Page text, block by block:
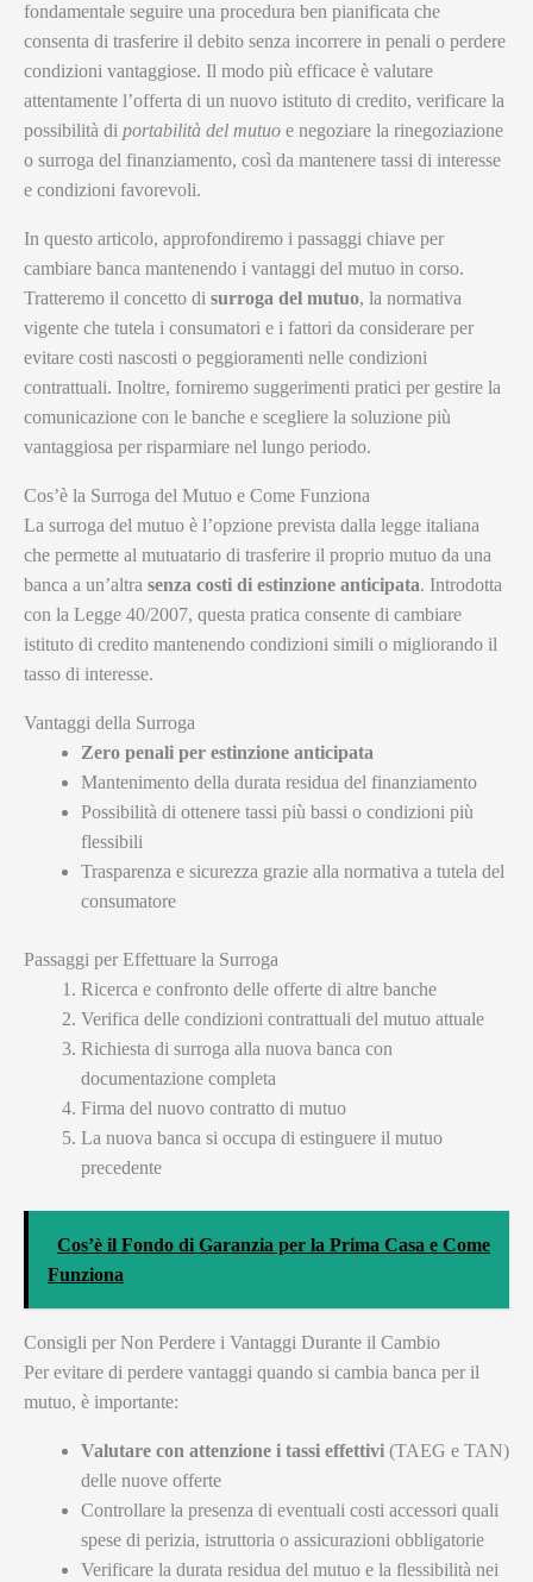
fondamentale seguire una procedura ben pianificata che
consenta di trasferire il debito senza incorrere in penali o perdere
condizioni vantaggiose. Il modo più efficace è valutare
attentamente l’offerta di un nuovo istituto di credito, verificare la
possibilità di portabilità del mutuo e negoziare la rinegoziazione
o surroga del finanziamento, così da mantenere tassi di interesse
e condizioni favorevoli.
In questo articolo, approfondiremo i passaggi chiave per
cambiare banca mantenendo i vantaggi del mutuo in corso.
Tratteremo il concetto di surroga del mutuo, la normativa
vigente che tutela i consumatori e i fattori da considerare per
evitare costi nascosti o peggioramenti nelle condizioni
contrattuali. Inoltre, forniremo suggerimenti pratici per gestire la
comunicazione con le banche e scegliere la soluzione più
vantaggiosa per risparmiare nel lungo periodo.
Cos’è la Surroga del Mutuo e Come Funziona
La surroga del mutuo è l’opzione prevista dalla legge italiana
che permette al mutuatario di trasferire il proprio mutuo da una
banca a un’altra senza costi di estinzione anticipata. Introdotta
con la Legge 40/2007, questa pratica consente di cambiare
istituto di credito mantenendo condizioni simili o migliorando il
tasso di interesse.
Vantaggi della Surroga
Zero penali per estinzione anticipata
Mantenimento della durata residua del finanziamento
Possibilità di ottenere tassi più bassi o condizioni più
flessibili
Trasparenza e sicurezza grazie alla normativa a tutela del
consumatore
Passaggi per Effettuare la Surroga
Ricerca e confronto delle offerte di altre banche
Verifica delle condizioni contrattuali del mutuo attuale
Richiesta di surroga alla nuova banca con
documentazione completa
Firma del nuovo contratto di mutuo
La nuova banca si occupa di estinguere il mutuo
precedente
Cos’è il Fondo di Garanzia per la Prima Casa e Come
Funziona
Consigli per Non Perdere i Vantaggi Durante il Cambio
Per evitare di perdere vantaggi quando si cambia banca per il
mutuo, è importante:
Valutare con attenzione i tassi effettivi (TAEG e TAN)
delle nuove offerte
Controllare la presenza di eventuali costi accessori quali
spese di perizia, istruttoria o assicurazioni obbligatorie
Verificare la durata residua del mutuo e la flessibilità nei